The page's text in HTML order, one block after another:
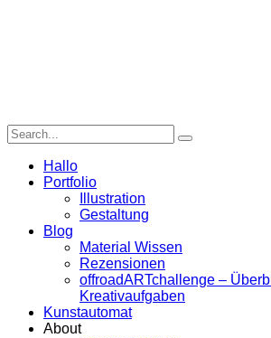
Hallo
Portfolio
Illustration
Gestaltung
Blog
Material Wissen
Rezensionen
offroadARTchallenge –
Kreativaufgaben
Kunstautomat
About